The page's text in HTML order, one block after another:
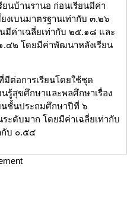
นบ้านรานอ ก่อนเรียนมีค่า
งเบนมาตรฐานเท่ากับ ๓.๒๖
มีค่าเฉลี่ยเท่ากับ ๒๕.๑๘ และ
.๔๒ โดยมีค่าพัฒนาหลังเรียน
มีต่อการเรียนโดยใช้ชุด
นรู้สุขศึกษาและพลศึกษาเรื่อง
นชั้นประถมศึกษาปีที่ ๖
ะดับมาก โดยมีค่าเฉลี่ยเท่ากับ
กับ ๐.๕๔